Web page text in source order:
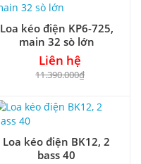
Loa kéo điện KP6-725,
main 32 sò lớn
Liên hệ
11.390.000₫
Loa kéo điện BK12, 2
bass 40